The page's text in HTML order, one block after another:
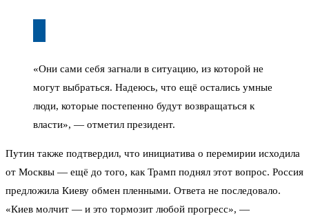
«Они сами себя загнали в ситуацию, из которой не
могут выбраться. Надеюсь, что ещё остались умные
люди, которые постепенно будут возвращаться к
власти», — отметил президент.
Путин также подтвердил, что инициатива о перемирии исходила
от Москвы — ещё до того, как Трамп поднял этот вопрос. Россия
предложила Киеву обмен пленными. Ответа не последовало.
«Киев молчит — и это тормозит любой прогресс», —